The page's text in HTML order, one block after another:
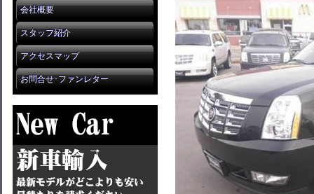
会社概要
スタッフ紹介
アクセスマップ
お問合せ･ファンレター